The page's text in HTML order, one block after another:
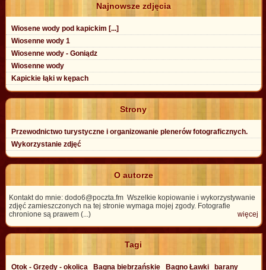
Najnowsze zdjęcia
Wiosene wody pod kapickim [...]
Wiosenne wody 1
Wiosenne wody - Goniądz
Wiosenne wody
Kapickie łąki w kępach
Strony
Przewodnictwo turystyczne i organizowanie plenerów fotograficznych.
Wykorzystanie zdjęć
O autorze
Kontakt do mnie: dodo6@poczta.fm Wszelkie kopiowanie i wykorzystywanie
zdjęć zamieszczonych na tej stronie wymaga mojej zgody. Fotografie
chronione są prawem (...)
więcej
Tagi
Otok - Grzędy - okolica Bagna biebrzańskie Bagno Ławki barany